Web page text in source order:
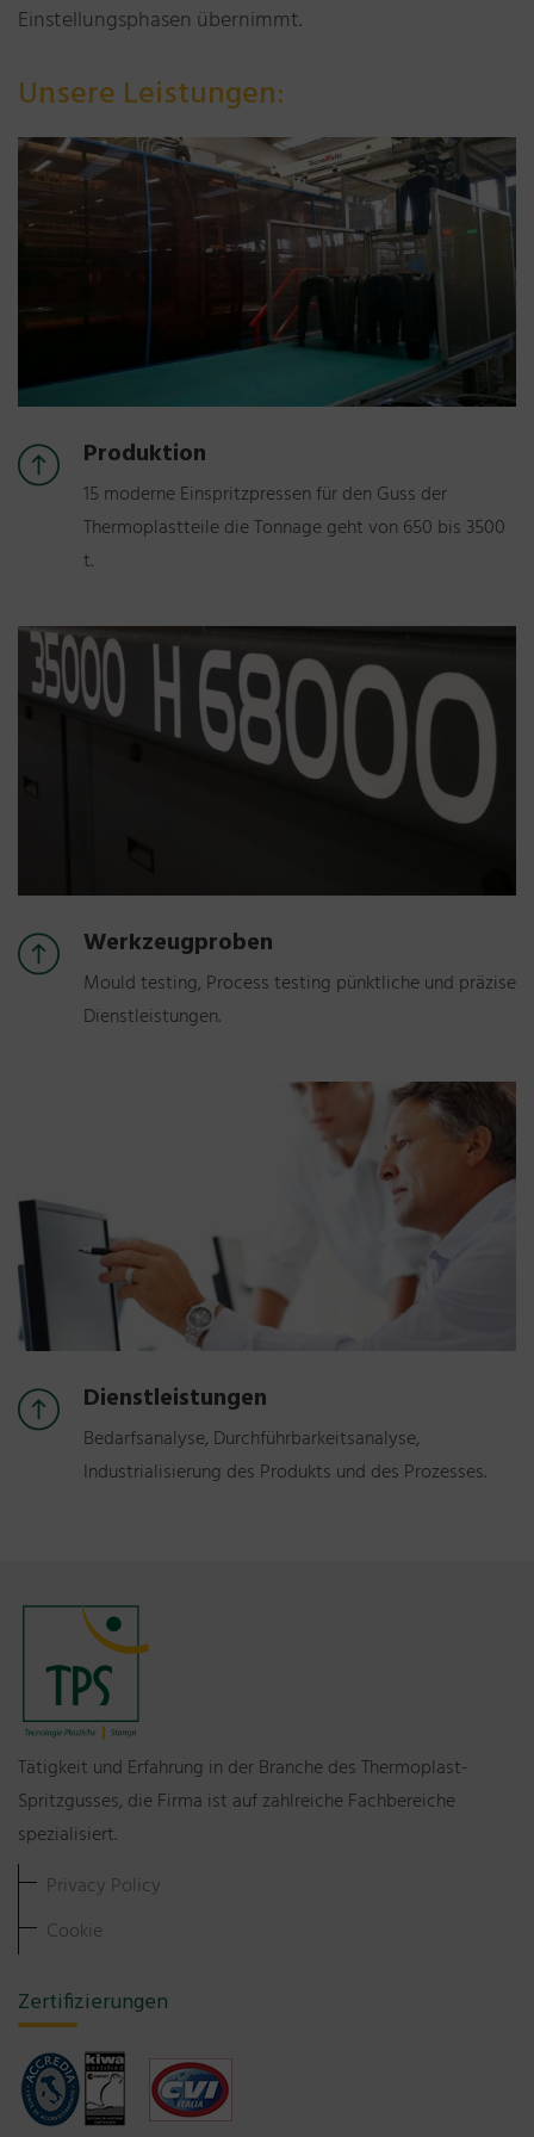
Einstellungsphasen übernimmt.
Unsere Leistungen:
Produktion
15 moderne Einspritzpressen für den Guss der
Thermoplastteile die Tonnage geht von 650 bis 3500
t.
Werkzeugproben
Mould testing, Process testing pünktliche und präzise
Dienstleistungen.
Dienstleistungen
Bedarfsanalyse, Durchführbarkeitsanalyse,
Industrialisierung des Produkts und des Prozesses.
Tätigkeit und Erfahrung in der Branche des Thermoplast-
Spritzgusses, die Firma ist auf zahlreiche Fachbereiche
spezialisiert.
Privacy Policy
Cookie
Zertifizierungen